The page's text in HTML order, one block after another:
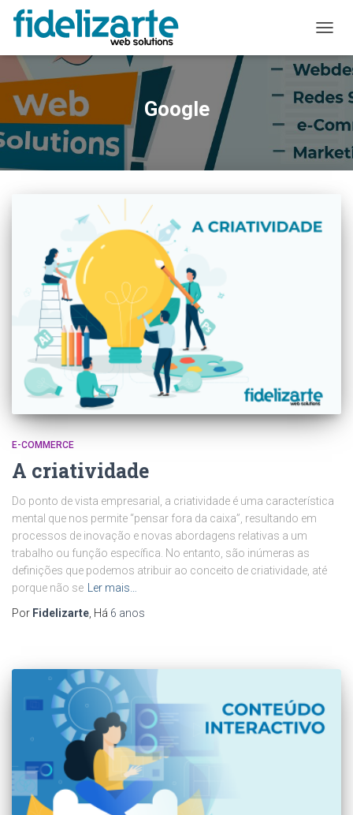
A
Google
E-COMMERCE
A criatividade
Do ponto de vista empresarial, a criatividade é uma característica
mental que nos permite “pensar fora da caixa”, resultando em
processos de inovação e novas abordagens relativas a um
trabalho ou função específica. No entanto, são inúmeras as
definições que podemos atribuir ao conceito de criatividade, até
porque não se
Ler mais…
Por Fidelizarte , Há 6 anos